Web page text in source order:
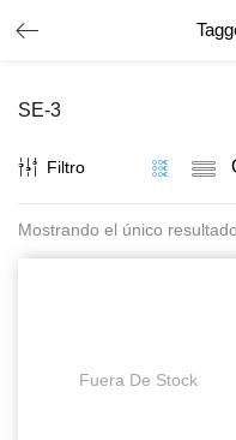
INICIO DE SESIÓN
Introduzca su nombre de
Recordar Datos
SE-3
Filtro
Mostrando el único resultado
Fuera De Stock